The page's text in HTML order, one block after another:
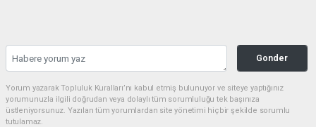
Gonder
Yorum yazarak Topluluk Kuralları’nı kabul etmiş bulunuyor ve siteye yaptığınız
yorumunuzla ilgili doğrudan veya dolaylı tüm sorumluluğu tek başınıza
üstleniyorsunuz. Yazılan tüm yorumlardan site yönetimi hiçbir şekilde sorumlu
tutulamaz.